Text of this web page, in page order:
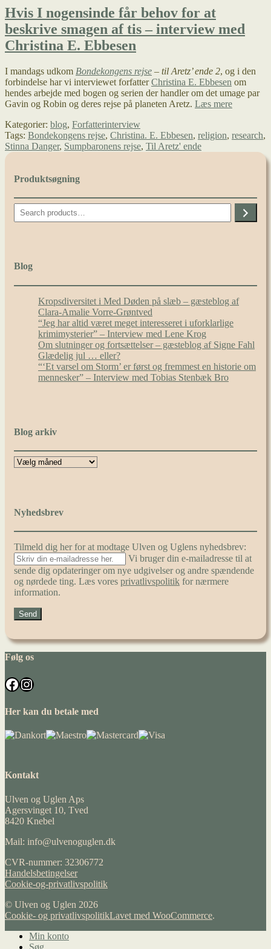
Hvis I nogensinde får behov for at
beskrive smagen af tis – interview med
Christina E. Ebbesen
I mandags udkom Bondekongens rejse – til Aretz’ ende 2, og i den
forbindelse har vi interviewet forfatterChristina E. Ebbesen om
hendes arbejde med bogen og serien der handler om det umage par
Gavin og Robin og deres rejse på planeten Aretz. Læs mereHvis
får
af
–
Kategorier: blog, Forfatterinterview
Tags: Bondekongens rejse, Christina. E. Ebbesen, religion, research,
Stinna Danger, Sumpbaronens rejse, Til Aretz' ende
Produktsøgning
Search
Blog
Kropsdiversitet i Med Døden på slæb – gæsteblog af
Clara-Amalie Vorre-Grøntved
“Jeg har altid været meget interesseret i uforklarlige
krimimysterier” – Interview med Lene Krog
Om slutninger og fortsættelser – gæsteblog af Signe Fahl
Glædelig jul … eller?
“‘Et varsel om Storm’ er først og fremmest en historie om
mennesker” – Interview med Tobias Stenbæk Bro
Blog arkiv
Nyhedsbrev
Tilmeld dig her for at modtage Ulven og Uglens nyhedsbrev:
Vi bruger din e-mailadresse til at
sende dig opdateringer om nye udgivelser og andre spændende
og nørdede ting. Læs vores privatlivspolitik for nærmere
information.
Følg os
Facebook
Instagram
Her kan du betale med
Kontakt
Ulven og Uglen Aps
Agersvinget 10, Tved
8420 Knebel
Mail: info@ulvenoguglen.dk
CVR-nummer: 32306772
Handelsbetingelser
Cookie-og-privatlivspolitik
© Ulven og Uglen 2026
Cookie- og privatlivspolitikLavet med WooCommerce.
Min konto
Søg